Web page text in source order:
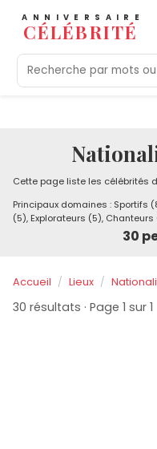
ANNIVERSAIRE
CÉLÉBRITÉ
Aujourd'hui
Cette page liste les célébrités
Principaux domaines : Sportifs
(5), Explorateurs (5), Chanteurs
30
Accueil Lieux
30 résultats · Page 1 sur 1